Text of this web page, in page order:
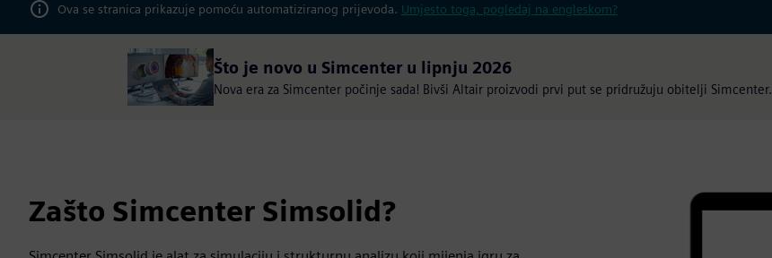
Ova se stranica prikazuje pomoću automatiziranog prijevoda. Umjesto toga, pogledaj na engleskom?
Što je novo u Simcenter u lipnju 2026
Nova era za Simcenter počinje sada! Bivši Altair proizvodi prvi put se pridružuju obitelji Simcenter.
Zašto Simcenter Simsolid?